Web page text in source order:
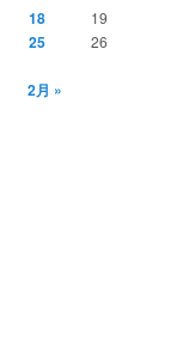
18 19
25 26
2月 »